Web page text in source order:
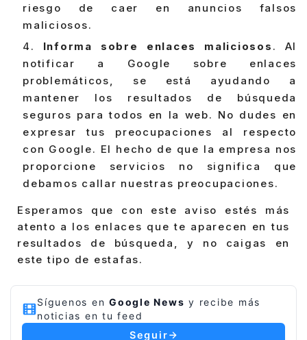
riesgo de caer en anuncios falsos
maliciosos.
Informa sobre enlaces maliciosos . Al
notificar a Google sobre enlaces
problemáticos, se está ayudando a
mantener los resultados de búsqueda
seguros para todos en la web. No dudes en
expresar tus preocupaciones al respecto
con Google. El hecho de que la empresa nos
proporcione servicios no significa que
debamos callar nuestras preocupaciones.
Esperamos que con este aviso estés más
atento a los enlaces que te aparecen en tus
resultados de búsqueda, y no caigas en
este tipo de estafas.
Síguenos en Google News y recibe más
noticias en tu feed
Seguir